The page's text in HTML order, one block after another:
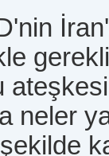
neler